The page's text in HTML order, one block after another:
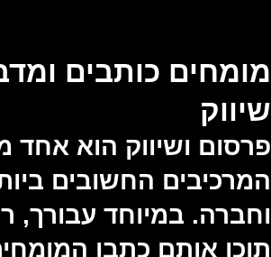
מומחים כותבים
שיווק
פרסום ושיווק הוא אחד
המרכיבים החשובים
וחברה. במיוחד עבורך,
תוכן אותם כתבו